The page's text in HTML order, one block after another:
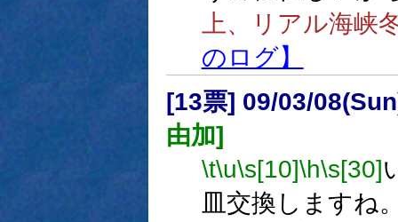
上、リアル海峡
のログ】
[13票] 09/03/
由加]
\t\u\s[10]\h\s[30]
皿交換しますね